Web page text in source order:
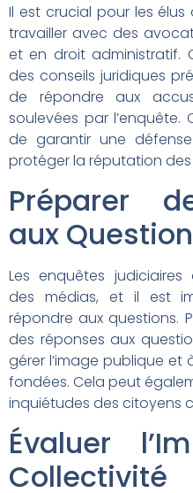
Il est crucial pour les
travailler avec des
et en droit administratif.
des conseils juridiques
de répondre aux
soulevées par
de garantir une
protéger la réputation
Préparer
aux
Les enquêtes
des médias, et il est
répondre aux questions.
des réponses aux
gérer l’image publique et
fondées. Cela peut
inquiétudes des citoyens
Évaluer